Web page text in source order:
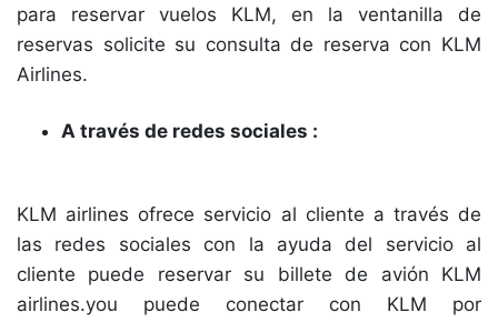
para reservar vuelos KLM, en la ventanilla de
reservas solicite su consulta de reserva con KLM
Airlines.
A través de redes sociales :
KLM airlines ofrece servicio al cliente a través de
las redes sociales con la ayuda del servicio al
cliente puede reservar su billete de avión KLM
airlines.you puede conectar con KLM por